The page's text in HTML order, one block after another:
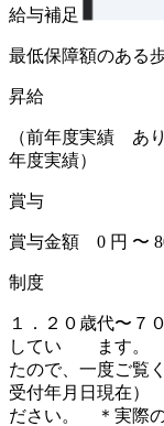
給与補足
最低保障額のある
昇給
（前年度実績 あ
年度実績）
賞与
賞与金額 0 円 〜
制度
１．２０歳代〜７
してい ます。 ２
たので、一度ご覧
受付年月日現在
ださい。 ＊実際